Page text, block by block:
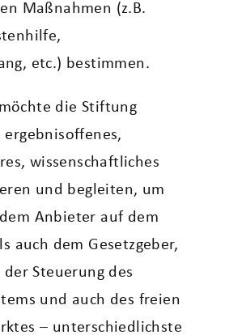
Maßnahmen (z.B.
etc.) bestimmen.
die Stiftung
ergebnisoffenes,
wissenschaftliches
und begleiten, um
Anbieter auf dem
auch dem Gesetzgeber,
Steuerung des
und auch des freien
– unterschiedlichste